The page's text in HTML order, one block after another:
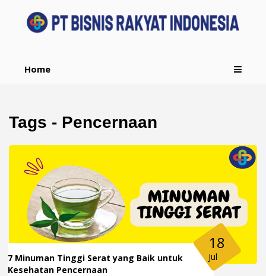
Home
Tags - Pencernaan
7 Minuman Tinggi Serat yang Baik untuk
Kesehatan Pencernaan
18
Jul